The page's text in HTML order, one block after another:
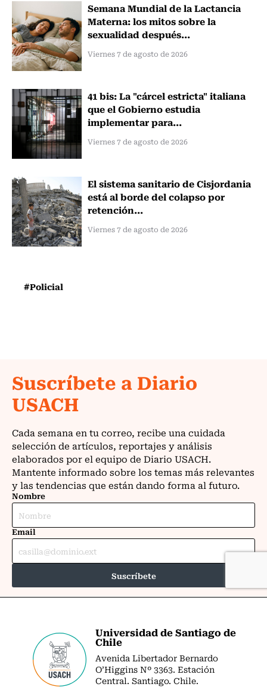
Semana Mundial de la Lactancia
Materna: los mitos sobre la
sexualidad después...
Viernes 7 de agosto de 2026
41 bis: La "cárcel estricta" italiana
que el Gobierno estudia
implementar para...
Viernes 7 de agosto de 2026
El sistema sanitario de Cisjordania
está al borde del colapso por
retención...
Viernes 7 de agosto de 2026
#Policial
Universidad de Santiago de
Chile
Avenida Libertador Bernardo
O’Higgins Nº 3363. Estación
Central. Santiago. Chile.